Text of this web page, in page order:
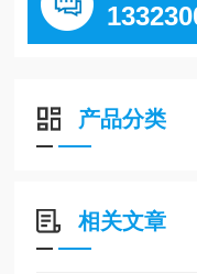
产品分类
相关文章